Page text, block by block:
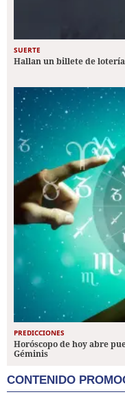
SUERTE
Hallan un billete de
PREDICCIONES
Horóscopo de hoy abre
Géminis
CONTENIDO